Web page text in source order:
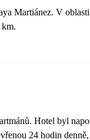
Martiánez. V
km.
Hotel byl
24 hodin denně,